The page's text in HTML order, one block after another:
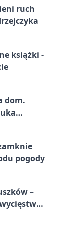
ruch
książki -
dom.
pogody
–